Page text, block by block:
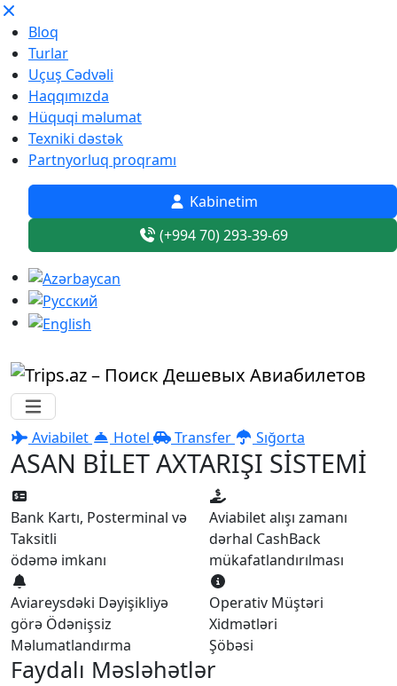
Bloq
Turlar
Uçuş Cədvəli
Haqqımızda
Hüquqi məlumat
Texniki dəstək
Partnyorluq proqramı
Kabinetim
(+994 70) 293-39-69
Aviabilet Hotel Transfer Sığorta
ASAN BİLET AXTARIŞI SİSTEMİ
Bank Kartı, Posterminal və
Taksitli
ödəmə imkanı
Aviabilet alışı zamanı
dərhal CashBack
mükafatlandırılması
Aviareysdəki Dəyişikliyə
görə Ödənişsiz
Məlumatlandırma
Operativ Müştəri
Xidmətləri
Şöbəsi
Faydalı Məsləhətlər